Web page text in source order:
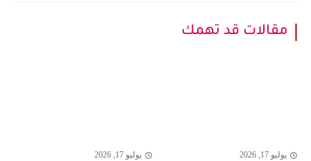
مقالات قد تهمك
يوليو 17, 2026 يوليو 17, 2026